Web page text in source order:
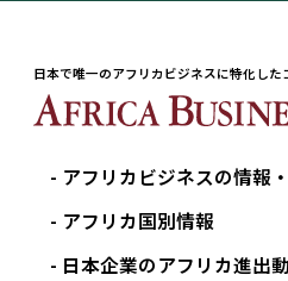
日本で唯一のアフリカビジネスに特化した
アフリカビジネスの情報
アフリカ国別情報
日本企業のアフリカ進出